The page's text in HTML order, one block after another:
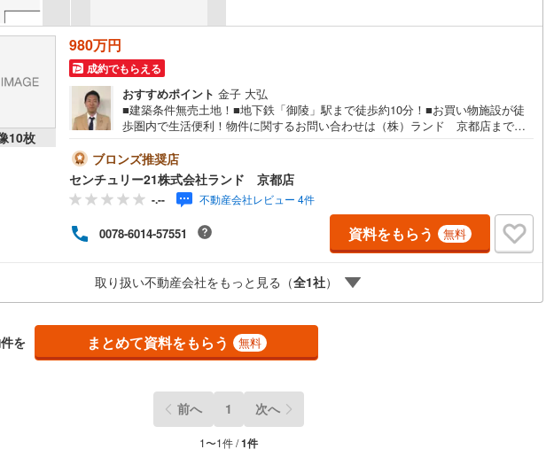
10枚
980万円
成約でもらえる
おすすめポイント 金子 大弘
■建築条件無売土地！■地下鉄「御陵」駅まで徒歩約10分！■お買い物施設が徒
歩圏内で生活便利！物件に関するお問い合わせは（株）ランド 京都店までお
ュリー21ランド京都店は・・・ お客様のご希望をお客様の目線でご満足いた
だけるお住いを全力でお探し致します！●購入・売却・ローンのご相談など、些
細なことでもお気軽にご相談下さいませ！●リフォームのご相談も承っておりま
す。○京阪鴨東線 「出町柳」駅 徒歩約6分○京都市営地下鉄烏丸線 「今出川」駅
徒歩約10分○営業時間:10:00～20:00（火曜日・水曜日定休日※祝日は営業）事前
にご連絡いただけますと、スムーズにご案内が可能です。ご連絡お待ちしてお
ブロンズ推奨店
センチュリー21株式会社ランド 京都店
-.-- 不動産会社レビュー 4件
0078-6014-57551 資料をもらう 無料
取り扱い不動産会社をもっと見る（全1社）
を まとめて資料をもらう 無料
前へ 1 次へ
1〜1件 /1件
与謝郡与謝野町